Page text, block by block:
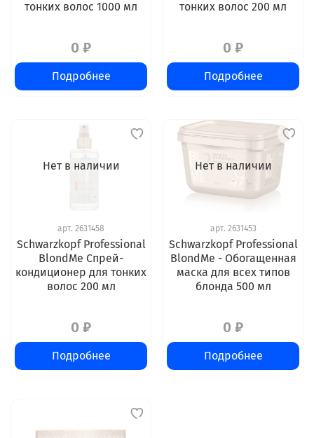
тонких волос 1000 мл
0 ₽
Подробнее
тонких волос 200 мл
0 ₽
Подробнее
Нет в наличии
арт. 2631458
Schwarzkopf Professional
BlondMe Спрей-
кондиционер для тонких
волос 200 мл
0 ₽
Подробнее
Нет в наличии
арт. 2631453
Schwarzkopf Professional
BlondMe - Обогащенная
маска для всех типов
блонда 500 мл
0 ₽
Подробнее